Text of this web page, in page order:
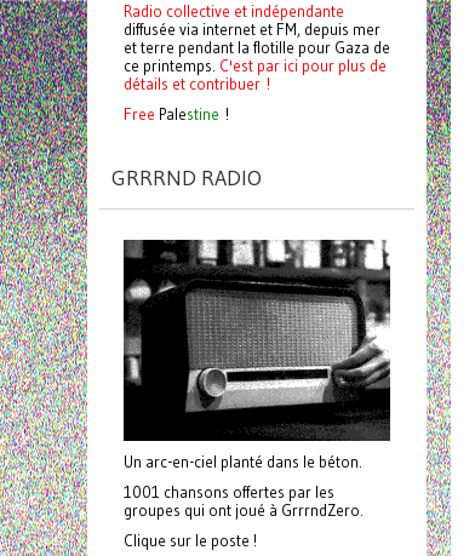
Radio collective et indépendante
diffusée via internet et FM, depuis mer
et terre pendant la flotille pour Gaza de
ce printemps. C'est par ici pour plus de
détails et contribuer !
Free Palestine !
GRRRND RADIO
Un arc-en-ciel planté dans le béton.
1001 chansons offertes par les
groupes qui ont joué à GrrrndZero.
Clique sur le poste !